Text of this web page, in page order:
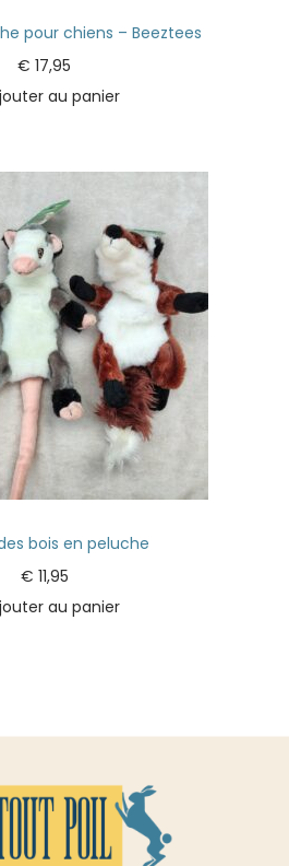
pour chiens – Beeztees
€ 17,95
au panier
bois en peluche
€ 11,95
au panier